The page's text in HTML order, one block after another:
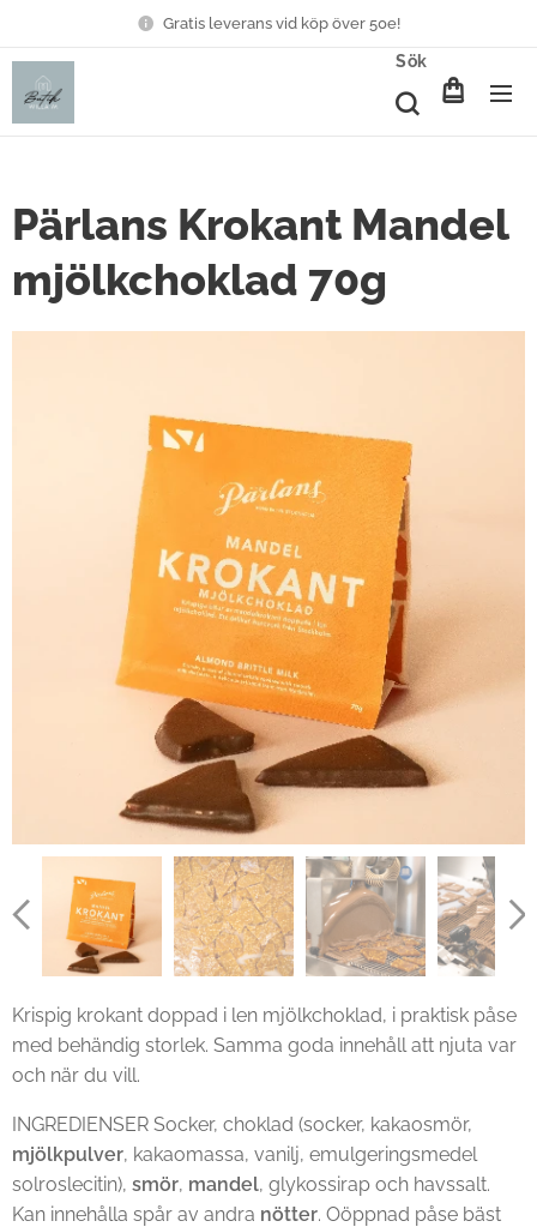
Gratis leverans vid köp över 50e!
Sök
Pärlans Krokant Mandel
mjölkchoklad 70g
Krispig krokant doppad i len mjölkchoklad, i praktisk påse
med behändig storlek. Samma goda innehåll att njuta var
och när du vill.
INGREDIENSER Socker, choklad (socker, kakaosmör,
mjölkpulver, kakaomassa, vanilj, emulgeringsmedel
solroslecitin), smör, mandel, glykossirap och havssalt.
Kan innehålla spår av andra nötter. Oöppnad påse bäst